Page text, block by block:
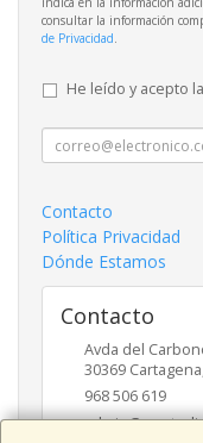
consultar la información
de Privacidad.
He leído y acepto la
Contacto
Política Privacidad
Dónde Estamos
Contacto
Avda del
30369 Cartagena
968 506 619